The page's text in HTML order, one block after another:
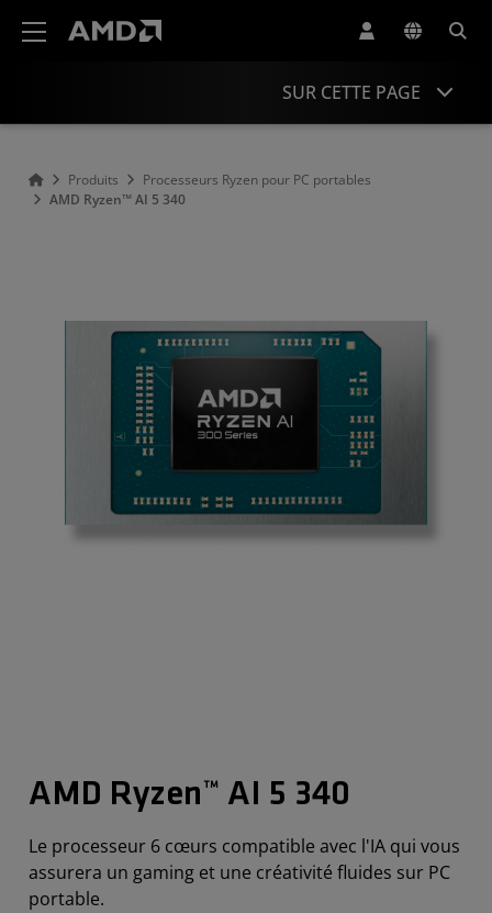
SUR CETTE PAGE
Produits
Processeurs Ryzen pour PC portables
AMD Ryzen™ AI 5 340
AMD Ryzen™ AI 5 340
Le processeur 6 cœurs compatible avec l'IA qui vous
assurera un gaming et une créativité fluides sur PC
portable.